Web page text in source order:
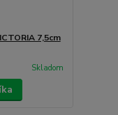
7,5cm
Skladom